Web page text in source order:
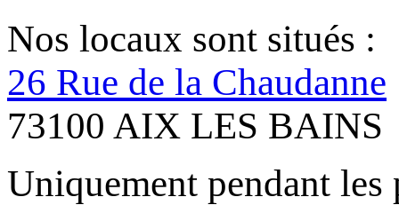
Nos locaux sont situés :
26 Rue de la Chaudanne
73100 AIX LES BAINS
Uniquement pendant les